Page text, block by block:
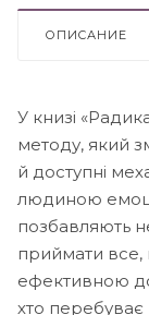
ОПИСАНИЕ
У книзі
методу, який
й доступні
людиною
позбавляють
приймати
ефективною
хто